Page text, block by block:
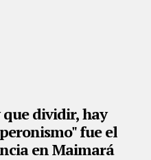
candidat ...
que dividir, hay
fue el
en Maimará